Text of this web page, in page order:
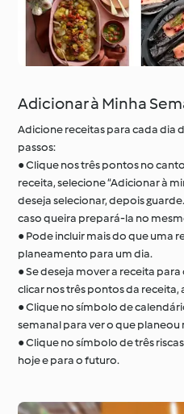
Adicionar à Minha
Adicione receitas para cada dia
passos:
● Clique nos três pontos no
receita, selecione “Adicionar à
deseja selecionar, depois
caso queira prepará-la no
● Pode incluir mais do que uma
planeamento para um dia.
● Se deseja mover a receita
clicar nos três pontos da receita,
● Clique no símbolo de
semanal para ver o que planeou
● Clique no símbolo de três
hoje e para o futuro.